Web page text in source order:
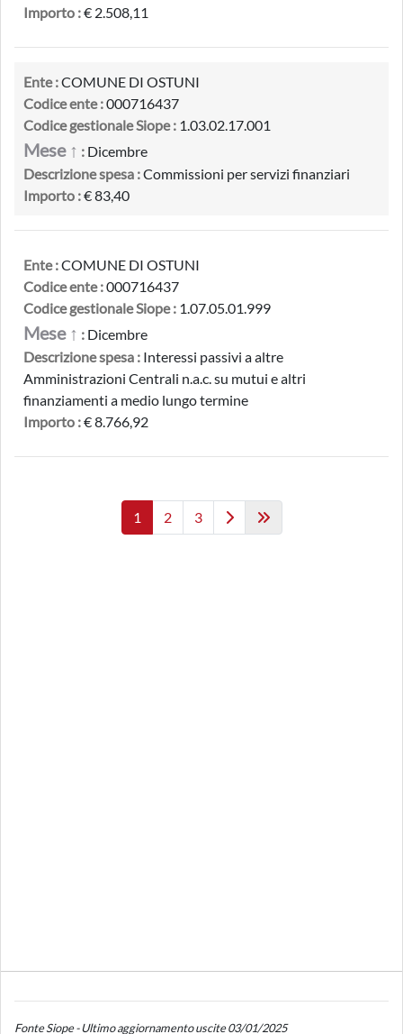
Importo :€ 2.508,11
Ente :COMUNE DI OSTUNI
Codice ente :000716437
Codice gestionale Siope : 1.03.02.17.001
Mese ↑ : Dicembre
Descrizione spesa :Commissioni per servizi finanziari
Importo :€ 83,40
Ente :COMUNE DI OSTUNI
Codice ente :000716437
Codice gestionale Siope : 1.07.05.01.999
Mese ↑ : Dicembre
Descrizione spesa : Interessi passivi a altre
Amministrazioni Centrali n.a.c. su mutui e altri
finanziamenti a medio lungo termine
Importo :€ 8.766,92
1 2 3
Fonte Siope - Ultimo aggiornamento uscite 03/01/2025